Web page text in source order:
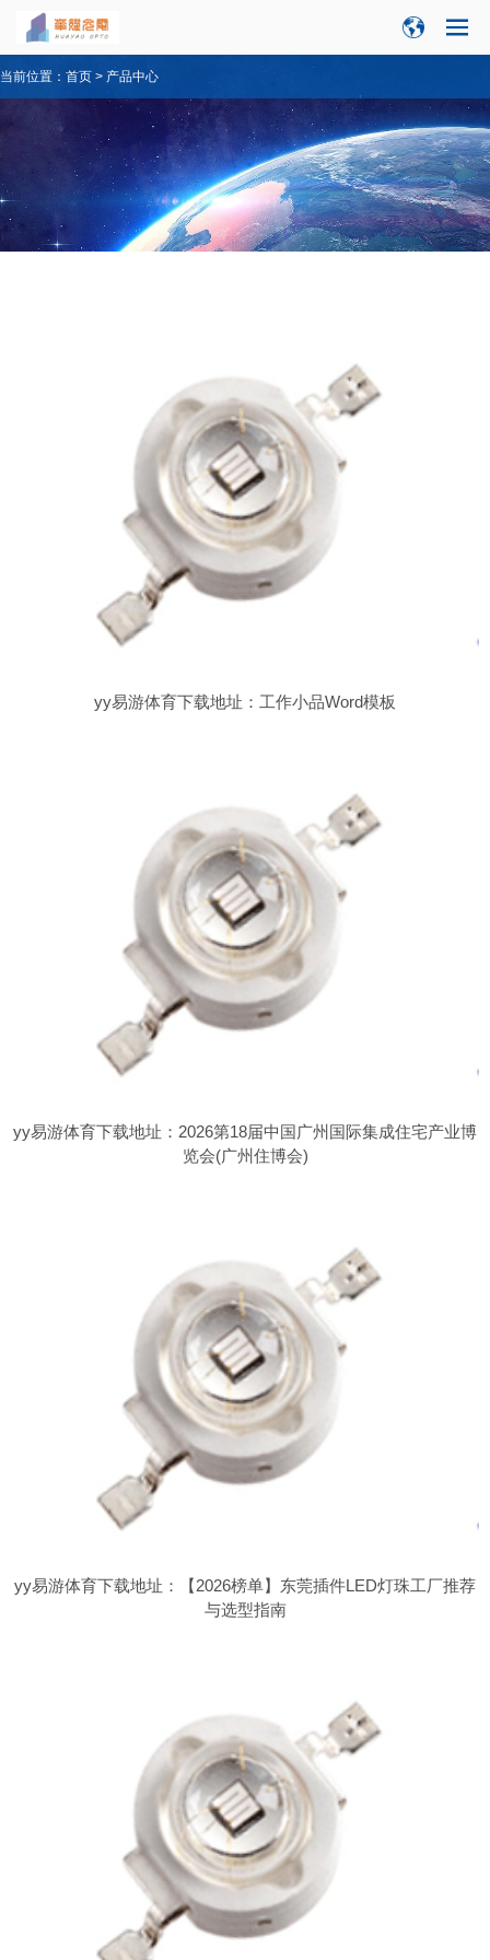
当前位置： 首页 > 产品中心
yy易游体育下载地址：工作小品Word模板
yy易游体育下载地址：2026第18届中国广州国际集成住宅产业博
览会(广州住博会)
yy易游体育下载地址：【2026榜单】东莞插件LED灯珠工厂推荐
与选型指南